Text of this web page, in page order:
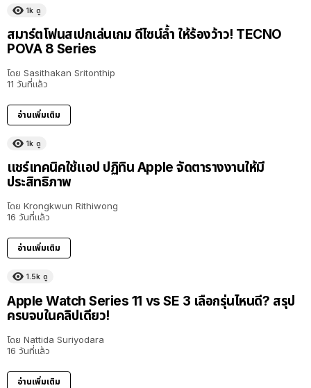
1k ดู
สมาร์ตโฟนสเปกเล่นเกม ดีไซน์ล้ำ ให้ร้องว้าว! TECNO
POVA 8 Series
โดย Sasithakan Sritonthip
11 วันที่แล้ว
อ่านเพิ่มเติม
1k ดู
แชร์เทคนิคใช้แอป ปฏิทิน Apple จัดตารางงานให้มี
ประสิทธิภาพ
โดย Krongkwun Rithiwong
16 วันที่แล้ว
อ่านเพิ่มเติม
1.5k ดู
Apple Watch Series 11 vs SE 3 เลือกรุ่นไหนดี? สรุป
ครบจบในคลิปเดียว!
โดย Nattida Suriyodara
16 วันที่แล้ว
อ่านเพิ่มเติม